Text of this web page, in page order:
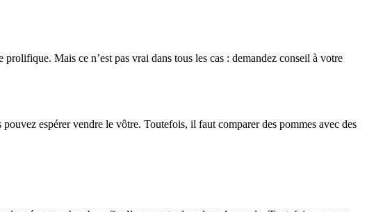
Mais ce n’est pas vrai dans tous les cas : demandez conseil à votre
espérer vendre le vôtre. Toutefois, il faut comparer des pommes avec des